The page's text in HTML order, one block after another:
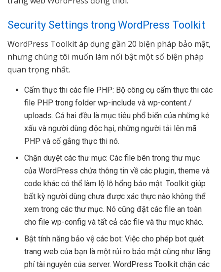
Security Settings trong WordPress Toolkit
WordPress Toolkit áp dụng gần 20 biện pháp bảo mật,
nhưng chúng tôi muốn làm nổi bật một số biện pháp
quan trọng nhất.
Cấm thực thi các file PHP: Bộ công cụ cấm thực thi các
file PHP trong folder wp-include và wp-content /
uploads. Cả hai đều là mục tiêu phổ biến của những kẻ
xấu và người dùng độc hại, những người tải lên mã
PHP và cố gắng thực thi nó.
Chặn duyệt các thư mục: Các file bên trong thư mục
của WordPress chứa thông tin về các plugin, theme và
code khác có thể làm lộ lỗ hổng bảo mật. Toolkit giúp
bất kỳ người dùng chưa được xác thực nào không thể
xem trong các thư mục. Nó cũng đặt các file an toàn
cho file wp-config và tất cả các file và thư mục khác.
Bật tính năng bảo vệ các bot: Việc cho phép bot quét
trang web của bạn là một rủi ro bảo mật cũng như lãng
phí tài nguyên của server. WordPress Toolkit chặn các